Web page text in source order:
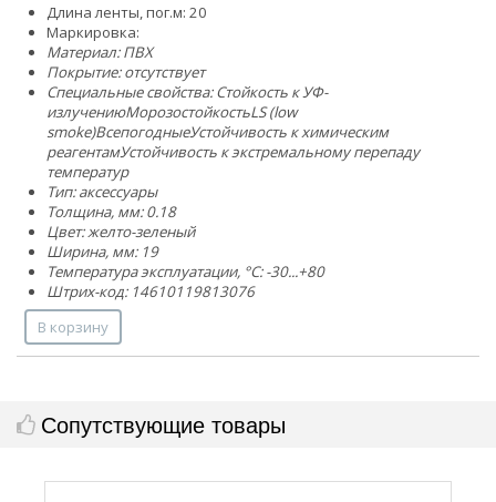
Длина ленты, пог.м: 20
Маркировка:
Материал: ПВХ
Покрытие: отсутствует
Специальные свойства:Стойкость к УФ-
излучениюМорозостойкостьLS (low
smoke)ВсепогодныеУстойчивость к химическим
реагентамУстойчивость к экстремальному перепаду
температур
Тип: аксессуары
Толщина, мм: 0.18
Цвет: желто-зеленый
Ширина, мм: 19
Температура эксплуатации, °C: -30...+80
Штрих-код: 14610119813076
В корзину
Сопутствующие товары